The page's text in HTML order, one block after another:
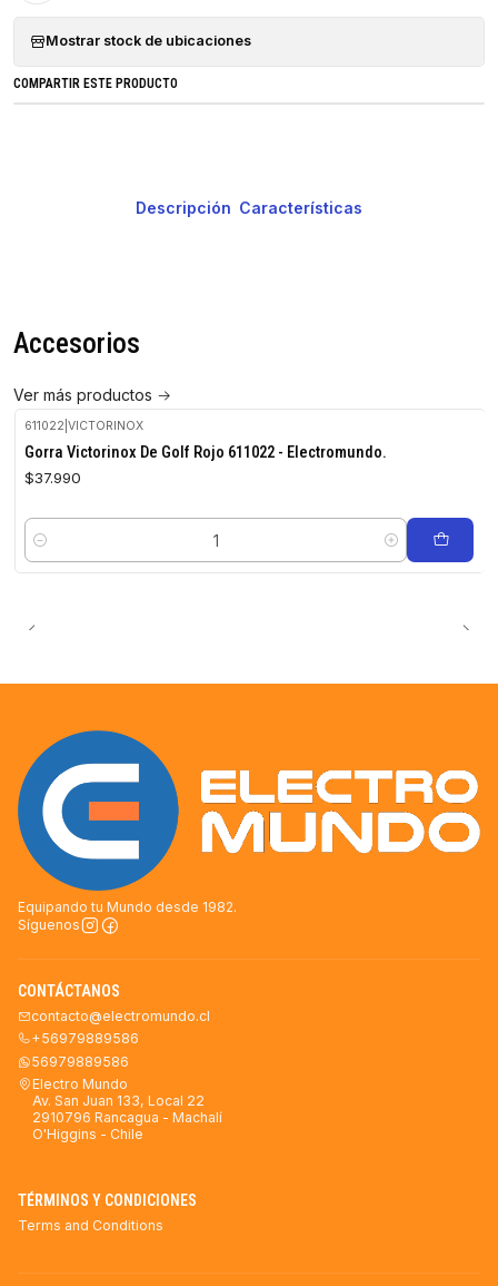
Mostrar stock de ubicaciones
COMPARTIR ESTE PRODUCTO
Descripción Características
Accesorios
Ver más productos
611022 VICTORINOX
Gorra Victorinox De Golf Rojo 611022 - Electromundo.
$37.990
Cantidad
Equipando tu Mundo desde 1982.
Síguenos
CONTÁCTANOS
contacto@electromundo.cl
+56979889586
56979889586
Electro Mundo
Av. San Juan 133, Local 22
2910796 Rancagua - Machalí
O'Higgins - Chile
TÉRMINOS Y CONDICIONES
Terms and Conditions